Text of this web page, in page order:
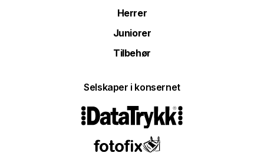
Herrer
Juniorer
Tilbehør
Selskaper i konsernet